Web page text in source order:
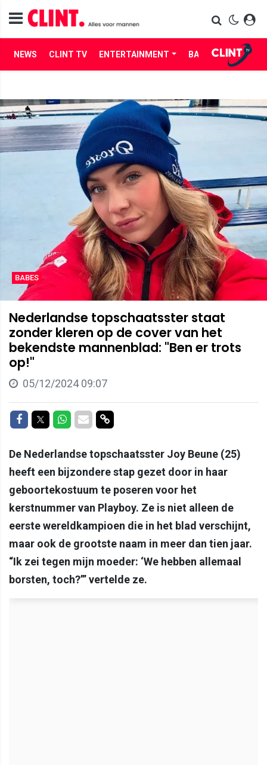
NEWS CLINT TV ENTERTAINMENT BABES LIFE
BABES
Nederlandse topschaatsster staat
zonder kleren op de cover van het
bekendste mannenblad: "Ben er trots
op!"
05/12/2024 09:07
Delen op Facebook
Delen op Twitter
Delen op Whatsapp
Delen via Mail
Delen via link
De Nederlandse topschaatsster Joy Beune (25)
heeft een bijzondere stap gezet door in haar
geboortekostuum te poseren voor het
kerstnummer van Playboy. Ze is niet alleen de
eerste wereldkampioen die in het blad verschijnt,
maar ook de grootste naam in meer dan tien jaar.
“Ik zei tegen mijn moeder: ‘We hebben allemaal
borsten, toch?’” vertelde ze.